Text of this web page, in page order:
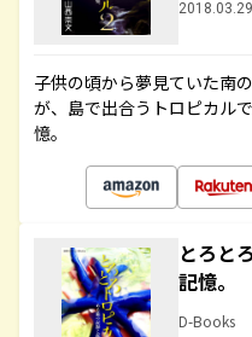
子供の頃から夢見ていた南
が、島で出合うトロピカル
憶。
とろと
記憶。
D-Books